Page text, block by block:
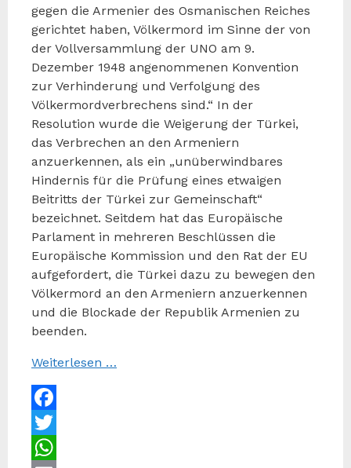
gegen die Armenier des Osmanischen Reiches
gerichtet haben, Völkermord im Sinne der von
der Vollversammlung der UNO am 9.
Dezember 1948 angenommenen Konvention
zur Verhinderung und Verfolgung des
Völkermordverbrechens sind.“ In der
Resolution wurde die Weigerung der Türkei,
das Verbrechen an den Armeniern
anzuerkennen, als ein „unüberwindbares
Hindernis für die Prüfung eines etwaigen
Beitritts der Türkei zur Gemeinschaft“
bezeichnet. Seitdem hat das Europäische
Parlament in mehreren Beschlüssen die
Europäische Kommission und den Rat der EU
aufgefordert, die Türkei dazu zu bewegen den
Völkermord an den Armeniern anzuerkennen
und die Blockade der Republik Armenien zu
beenden.
Weiterlesen …
Facebook
Twitter